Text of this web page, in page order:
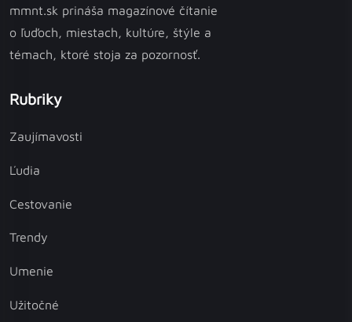
mmnt.sk prináša magazínové čítanie
o ľuďoch, miestach, kultúre, štýle a
témach, ktoré stoja za pozornosť.
Rubriky
Zaujímavosti
Ľudia
Cestovanie
Trendy
Umenie
Užitočné